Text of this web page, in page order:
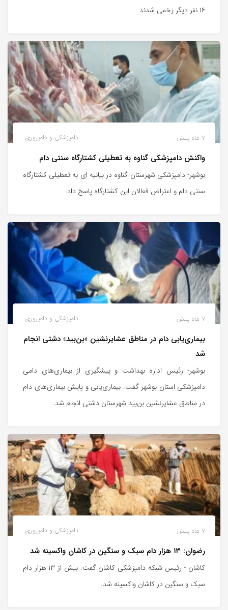
۱۶ نفر دیگر زخمی شدند.
دامپزشکی و دامپروری 7 ماه پیش
واکنش دامپزشکی گناوه به تعطیلی کشتارگاه سنتی دام
بوشهر- دامپزشکی شهرستان گناوه در بیانیه ای به تعطیلی کشتارگاه
سنتی دام و اعتراض فعالان این کشتارگاه پاسخ داد.
دامپزشکی و دامپروری 7 ماه پیش
بیماری‌یابی دام در مناطق عشایرنشین «بن‌بید» دشتی انجام
شد
بوشهر- رئیس اداره بهداشت و پیشگیری از بیماری‌های دامی
دامپزشکی استان بوشهر گفت: بیماری‌یابی و پایش بیماری‌های دام
در مناطق عشایرنشین بن‌بید شهرستان دشتی انجام شد.
دامپزشکی و دامپروری 7 ماه پیش
رضوان: ۱۳ هزار دام سبک و سنگین در کاشان واکسینه شد
کاشان - رئیس شبکه دامپزشکی کاشان گفت: بیش از ۱۳ هزار دام
سبک و سنگین در کاشان واکسینه شد.